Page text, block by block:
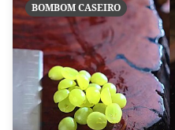
BOMBOM CASEIRO